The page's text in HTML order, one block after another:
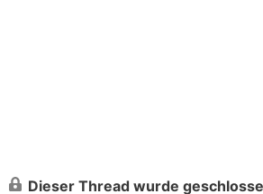
Dieser Thread wurde